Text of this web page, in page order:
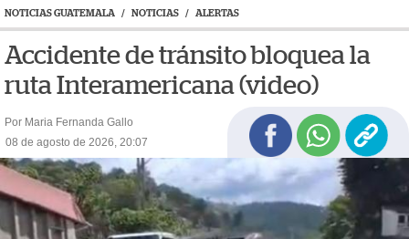
NOTICIAS GUATEMALA / NOTICIAS / ALERTAS
Accidente de tránsito bloquea la
ruta Interamericana (video)
Por Maria Fernanda Gallo
08 de agosto de 2026, 20:07